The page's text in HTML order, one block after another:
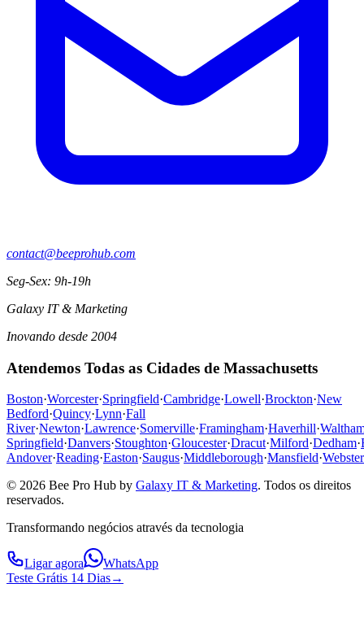
contact@beeprohub.com
Seg-Sex: 9h-19h
Galaxy IT & Marketing
Inovando desde 2004
Atendemos Todas as Cidades de Massachusetts
Boston·Worcester·Springfield·Cambridge·Lowell·Brockton·New
Bedford·Quincy·Lynn·Fall
River·Newton·Lawrence·Somerville·Framingham·Haverhill·
Springfield·Danvers·Stoughton·Gloucester·Dracut·Milford·Dedham·
Andover·Reading·Easton·Saugus·Middleborough·Mansfield·Webster
© 2026 Bee Pro Hub by Galaxy IT & Marketing. Todos os direitos
reservados.
Transformando negócios através da tecnologia
Ligar agora
WhatsApp
Teste Grátis 14 Dias→